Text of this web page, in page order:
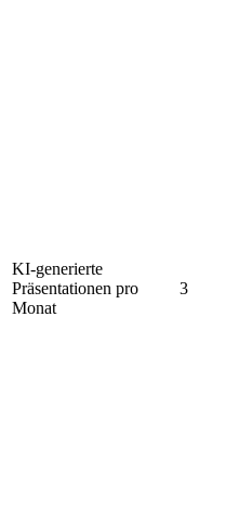
KI-generierte
Präsentationen pro
Monat
3